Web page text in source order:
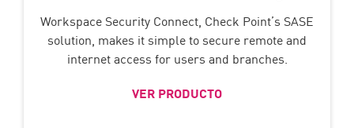
Workspace Security Connect, Check Point’s SASE
solution, makes it simple to secure remote and
internet access for users and branches.
VER PRODUCTO